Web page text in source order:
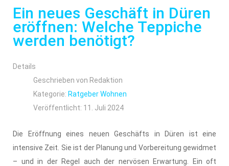
Ein neues Geschäft in Düren
eröffnen: Welche Teppiche
werden benötigt?
Details
Geschrieben von Redaktion
Kategorie: Ratgeber Wohnen
Veröffentlicht: 11. Juli 2024
Die Eröffnung eines neuen Geschäfts in Düren ist eine
intensive Zeit. Sie ist der Planung und Vorbereitung gewidmet
– und in der Regel auch der nervösen Erwartung. Ein oft